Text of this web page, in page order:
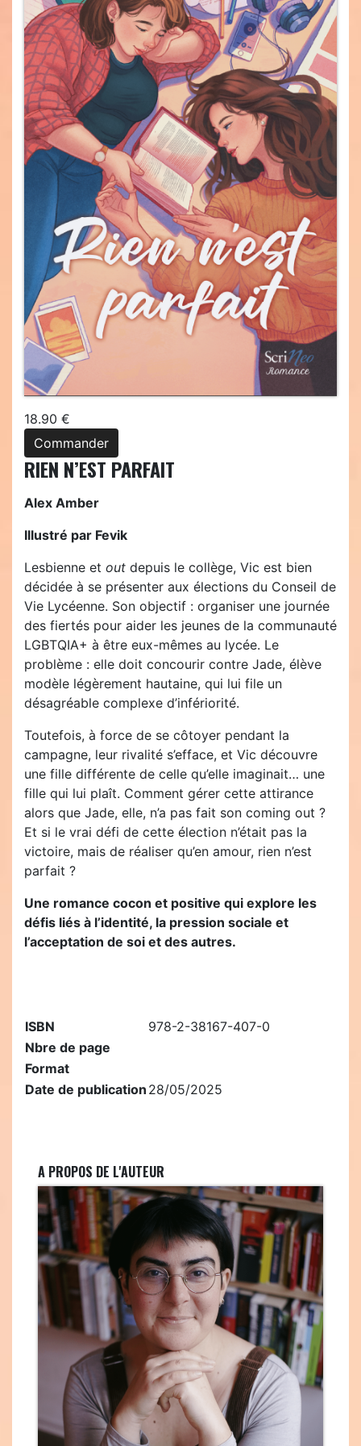
18.90 €
Commander
RIEN N’EST PARFAIT
Alex Amber
Illustré par Fevik
Lesbienne et out depuis le collège, Vic est bien
décidée à se présenter aux élections du Conseil de
Vie Lycéenne. Son objectif : organiser une journée
des fiertés pour aider les jeunes de la communauté
LGBTQIA+ à être eux-mêmes au lycée. Le
problème : elle doit concourir contre Jade, élève
modèle légèrement hautaine, qui lui file un
désagréable complexe d’infériorité.
Toutefois, à force de se côtoyer pendant la
campagne, leur rivalité s’efface, et Vic découvre
une fille différente de celle qu’elle imaginait… une
fille qui lui plaît. Comment gérer cette attirance
alors que Jade, elle, n’a pas fait son coming out ?
Et si le vrai défi de cette élection n’était pas la
victoire, mais de réaliser qu’en amour, rien n’est
parfait ?
Une romance cocon et positive qui explore les
défis liés à l’identité, la pression sociale et
l’acceptation de soi et des autres.
ISBN
978-2-38167-407-0
Nbre de page
Format
Date de publication 28/05/2025
A PROPOS DE L'AUTEUR